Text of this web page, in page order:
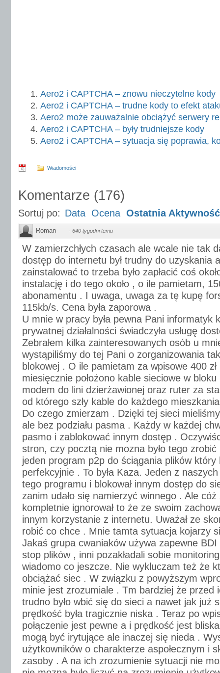
Aero2 i CAPTCHA – znowu nieczytelne kody
Aero2 i CAPTCHA – trudne kody to efekt
Aero2 może zauważalnie obciążyć serwery
Aero2 i CAPTCHA – były trudniejsze kody
Aero2 i CAPTCHA – sytuacja się poprawia,
Wiadomości
Komentarze (176)
Sortuj po: Data Ocena Ostatnia Aktywność
Roman · 640 tygodni temu
W zamierzchłych czasach ale wcale nie tak
dostęp do internetu był trudny do uzyskania
zainstalować to trzeba było zapłacić coś
instalację i do tego około , o ile pamietam,
abonamentu . I uwaga, uwaga za tę kupę
115kb/s. Cena była zaporowa .
U mnie w pracy była pewna Pani informatyk
prywatnej działalności świadczyła usługę
Zebrałem kilka zainteresowanych osób u
wystąpiliśmy do tej Pani o zorganizowania
blokowej . O ile pamietam za wpisowe 400 zł
miesięcznie położono kable sieciowe w
modem do lini dzierżawionej oraz ruter za
od którego szły kable do każdego
Do czego zmierzam . Dzięki tej sieci
ale bez podziału pasma . Każdy w każdej
pasmo i zablokować innym dostęp .
stron, czy pocztą nie mozna było tego zrobić
jeden program p2p do ściągania plików który
perfekcyjnie . To była Kaza. Jeden z
tego programu i blokował innym dostęp do
zanim udało się namierzyć winnego . Ale
kompletnie ignorował to że ze swoim
innym korzystanie z internetu. Uważał ze
robić co chce . Mnie tamta sytuacja kojarzy
Jakaś grupa cwaniaków używa zapewne
stop plików , inni pozakładali sobie
wiadomo co jeszcze. Nie wykluczam też że
obciążać siec . W związku z powyższym
minie jest zrozumiale . Tm bardziej że przed
trudno było wbić się do sieci a nawet jak już
prędkość była tragicznie niska . Teraz po
połączenie jest pewne a i prędkość jest
mogą być irytujące ale inaczej się nieda .
użytkowników o charakterze aspołecznym i
zasoby . A na ich zrozumienie sytuacji nie